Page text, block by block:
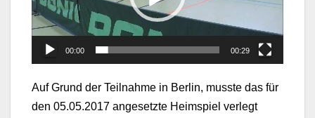
00:00 00:29
Auf Grund der Teilnahme in Berlin, musste das für
den 05.05.2017 angesetzte Heimspiel verlegt